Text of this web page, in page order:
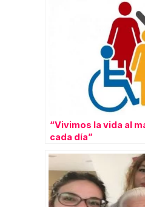
“Vivimos la vida al
cada día”